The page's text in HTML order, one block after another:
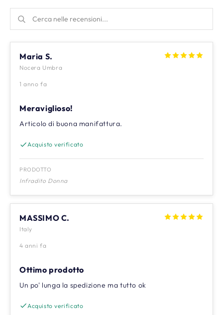
Maria S.
Nocera Umbra
1 anno fa
Meraviglioso!
Articolo di buona manifattura.
Acquisto verificato
PRODOTTO
Infradito Donna
MASSIMO C.
Italy
4 anni fa
Ottimo prodotto
Un po' lunga la spedizione ma tutto ok
Acquisto verificato